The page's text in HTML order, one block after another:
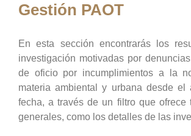
Gestión PAOT
En esta sección encontrarás los
investigación motivadas por
de oficio por incumplimientos a la
materia ambiental y urbana desde
fecha, a través de un filtro que ofrece
generales, como los detalles de las